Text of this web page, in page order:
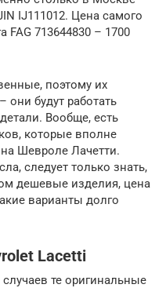
IJ111012. Цена самого
FAG 713644830 – 1700
поэтому их
будут работать
Вообще, есть
которые вполне
Шевроле Лачетти.
следует только знать,
дешевые изделия, цена
варианты долго
Lacetti
те оригинальные